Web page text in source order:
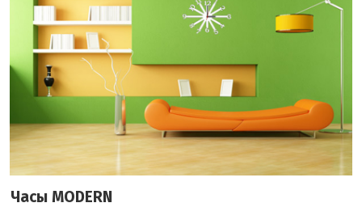
Часы MODERN